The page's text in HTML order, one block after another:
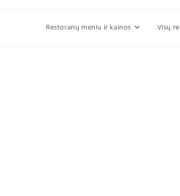
Restoranų meniu ir kainos Visų